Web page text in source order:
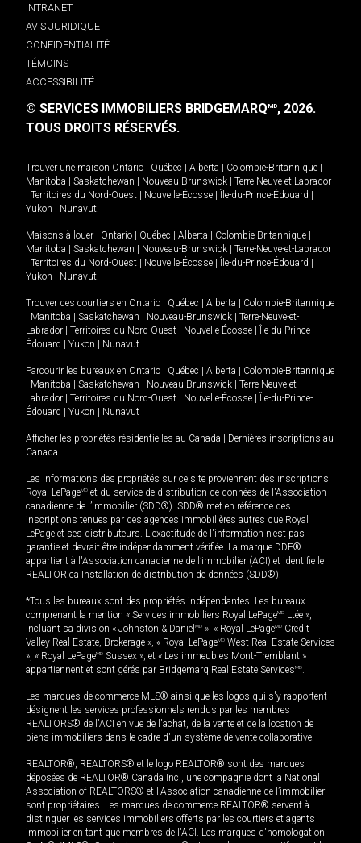
INTRANET
AVIS JURIDIQUE
CONFIDENTIALITÉ
TÉMOINS
ACCESSIBILITÉ
© SERVICES IMMOBILIERS BRIDGEMARQMD, 2026.
TOUS DROITS RÉSERVÉS.
Trouver une maison Ontario | Québec | Alberta | Colombie-Britannique |
Manitoba | Saskatchewan | Nouveau-Brunswick | Terre-Neuve-et-Labrador
| Territoires du Nord-Ouest | Nouvelle-Écosse | Île-du-Prince-Édouard |
Yukon | Nunavut
Maisons à louer - Ontario | Québec | Alberta | Colombie-Britannique |
Manitoba | Saskatchewan | Nouveau-Brunswick | Terre-Neuve-et-Labrador
| Territoires du Nord-Ouest | Nouvelle-Écosse | Île-du-Prince-Édouard |
Yukon | Nunavut
Trouver des courtiers en Ontario | Québec | Alberta | Colombie-Britannique
| Manitoba | Saskatchewan | Nouveau-Brunswick | Terre-Neuve-et-
Labrador | Territoires du Nord-Ouest | Nouvelle-Écosse | Île-du-Prince-
Édouard | Yukon | Nunavut
Parcourir les bureaux en Ontario | Québec | Alberta | Colombie-Britannique
| Manitoba | Saskatchewan | Nouveau-Brunswick | Terre-Neuve-et-
Labrador | Territoires du Nord-Ouest | Nouvelle-Écosse | Île-du-Prince-
Édouard | Yukon | Nunavut
Afficher les propriétés résidentielles au Canada | Dernières inscriptions au
Canada
Les informations des propriétés sur ce site proviennent des inscriptions
Royal LePageMD et du service de distribution de données de l'Association
canadienne de l’immobilier (SDD®). SDD® met en référence des
inscriptions tenues par des agences immobilières autres que Royal
LePage et ses distributeurs. L'exactitude de l'information n'est pas
garantie et devrait être indépendamment vérifiée. La marque DDF®
appartient à l'Association canadienne de l’immobilier (ACI) et identifie le
REALTOR.ca Installation de distribution de données (SDD®).
*Tous les bureaux sont des propriétés indépendantes. Les bureaux
comprenant la mention « Services immobiliers Royal LePageMD Ltée »,
incluant sa division « Johnston & Daniel MD », « Royal LePageMD Credit
Valley Real Estate, Brokerage », « Royal LePageMD West Real Estate Services
», « Royal LePageMD Sussex », et « Les immeubles Mont-Tremblant »
appartiennent et sont gérés par Bridgemarq Real Estate ServicesMD
Les marques de commerce MLS® ainsi que les logos qui s'y rapportent
désignent les services professionnels rendus par les membres
REALTORS® de l'ACI en vue de l'achat, de la vente et de la location de
biens immobiliers dans le cadre d'un système de vente collaborative.
REALTOR®, REALTORS® et le logo REALTOR® sont des marques
déposées de REALTOR® Canada Inc., une compagnie dont la National
Association of REALTORS® et l'Association canadienne de l’immobilier
sont propriétaires. Les marques de commerce REALTOR® servent à
distinguer les services immobiliers offerts par les courtiers et agents
immobilier en tant que membres de l'ACI. Les marques d'homologation